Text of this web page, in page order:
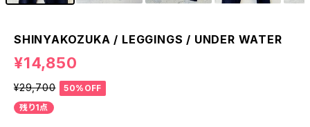
SHINYAKOZUKA / LEGGINGS / UNDER WATER
¥14,850
¥29,700
50%OFF
残り1点